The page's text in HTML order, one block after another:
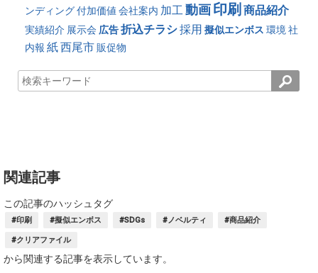
ンディング付加価値 会社案内 加工動画印刷 商品紹介
実績紹介 展示会 広告折込チラシ採用 擬似エンボス 環境社
内報 紙西尾市販促物
関連記事
この記事のハッシュタグ
#印刷 #擬似エンボス #SDGs #ノベルティ #商品紹介
#クリアファイル
から関連する記事を表示しています。